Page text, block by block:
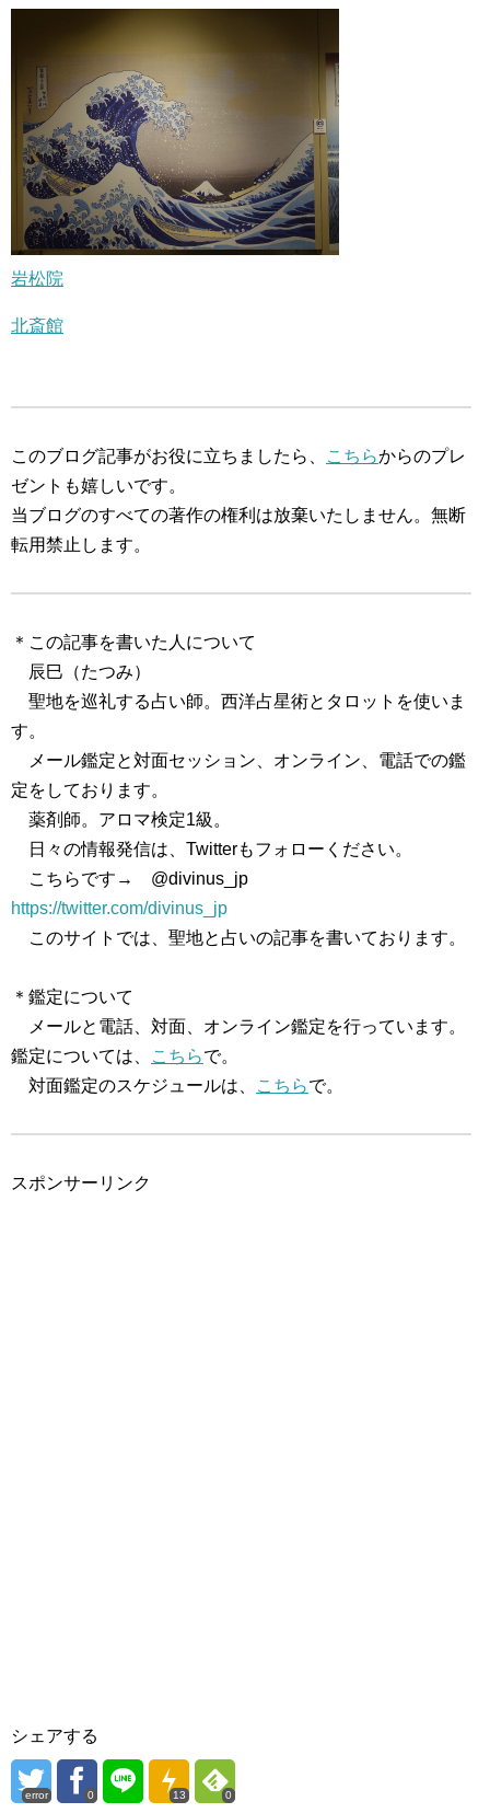
岩松院
北斎館
このブログ記事がお役に立ちましたら、 こちらからのプレ
ゼントも嬉しいです。
当ブログのすべての著作の権利は放棄いたしません。無断
転用禁止します。
＊この記事を書いた人について
辰巳（たつみ）
聖地を巡礼する占い師。西洋占星術とタロットを使いま
す。
メール鑑定と対面セッション、オンライン、電話での鑑
定をしております。
薬剤師。アロマ検定1級。
日々の情報発信は、Twitterもフォローください。
こちらです→ @divinus_jp
https://twitter.com/divinus_jp
このサイトでは、聖地と占いの記事を書いております。
＊鑑定について
メールと電話、対面、オンライン鑑定を行っています。
鑑定については、
こちらで。
対面鑑定のスケジュールは、
こちらで。
スポンサーリンク
シェアする
error 0 13 0